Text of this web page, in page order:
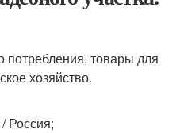
потребления, товары для
хозяйство.
Россия;